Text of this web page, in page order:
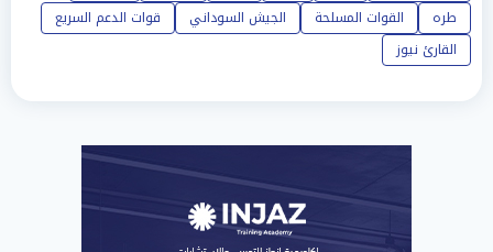
طره
القوات المسلحة الجيش السوداني
قوات الدعم السريع
القارئ نيوز